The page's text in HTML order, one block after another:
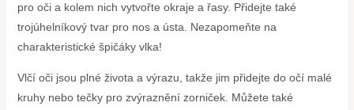
pro oči a kolem nich vytvořte okraje a řasy. Přidejte také
trojúhelníkový tvar pro nos a ústa. Nezapomeňte na
charakteristické špičáky vlka!
Vlčí oči jsou plné života a výrazu, takže jim přidejte do očí malé
kruhy nebo tečky pro zvýraznění zorniček. Můžete také